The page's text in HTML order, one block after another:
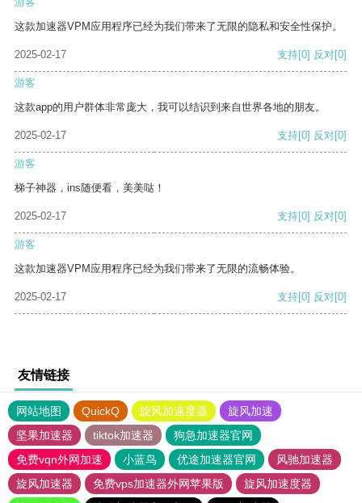
这款加速器VPM应用程序已经为我们带来了无限的隐私和安全性保护。
2025-02-17 支持[0] 反对[0]
游客
这款app的用户群体非常庞大，我可以结识到来自世界各地的朋友。
2025-02-17 支持[0] 反对[0]
游客
梯子神器，ins随便看，美美哒！
2025-02-17 支持[0] 反对[0]
游客
这款加速器VPM应用程序已经为我们带来了无限的流畅体验。
2025-02-17 支持[0] 反对[0]
友情链接
网站地图 QuickQ 旋风加速度器
旋风加速
坚果加速器
tiktok加速器
狗急加速器官网
免费vqn外网加速
小蓝鸟 优途加速器官网
风驰加速器
旋风加速器
免费vps加速器外网苹果版
旋风加速度器